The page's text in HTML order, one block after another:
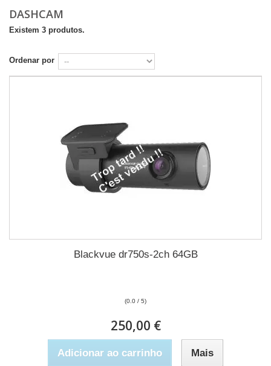
DASHCAM
Existem 3 produtos.
Ordenar por
Blackvue dr750s-2ch 64GB
(0.0 / 5)
250,00 €
Adicionar ao carrinho Mais